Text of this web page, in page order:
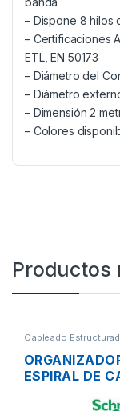
– Dispone 8
– Certificaciones
ETL, EN 50173
– Diámetro del
– Diámetro
– Dimensión 2
– Colores
Productos
Cableado
Canaletas para
Accesorios
ESPIRAL DE